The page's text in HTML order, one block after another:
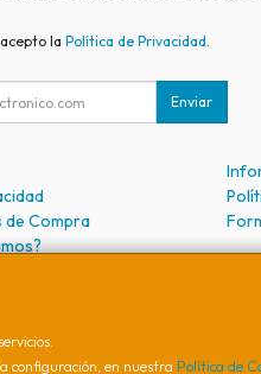
configuración, en nuestra Política de
la Política de Privacidad.
Enviar
de Compra
, , , , España. -